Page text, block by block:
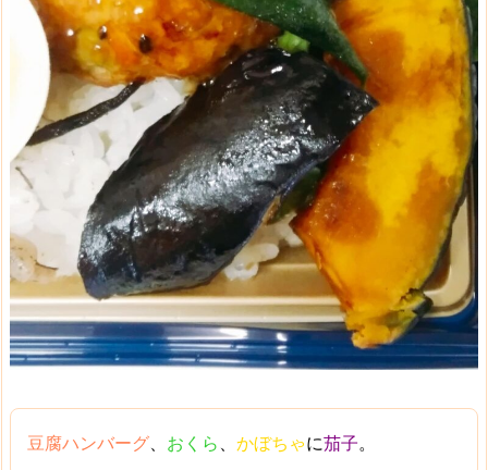
豆腐ハンバーグ、 おくら、 かぼちゃに茄子。